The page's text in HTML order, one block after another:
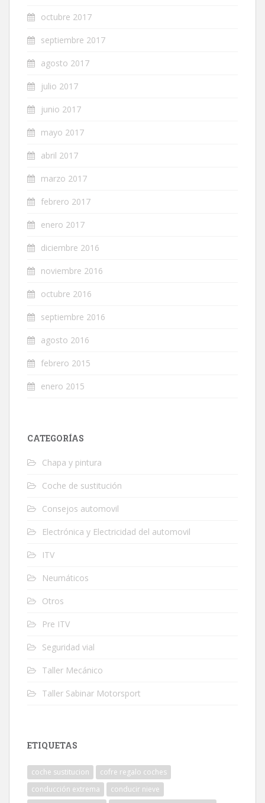
octubre 2017
septiembre 2017
agosto 2017
julio 2017
junio 2017
mayo 2017
abril 2017
marzo 2017
febrero 2017
enero 2017
diciembre 2016
noviembre 2016
octubre 2016
septiembre 2016
agosto 2016
febrero 2015
enero 2015
CATEGORÍAS
Chapa y pintura
Coche de sustitución
Consejos automovil
Electrónica y Electricidad del automovil
ITV
Neumáticos
Otros
Pre ITV
Seguridad vial
Taller Mecánico
Taller Sabinar Motorsport
ETIQUETAS
coche sustitucion
cofre regalo coches
conducción extrema
conducir nieve